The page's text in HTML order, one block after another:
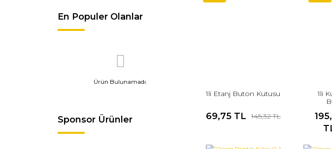
En Populer Olanlar
Ürün Bulunamadı.
Sponsor Ürünler
1li Etanj Buton Kutusu
69,75 TL 145,32 TL
1li